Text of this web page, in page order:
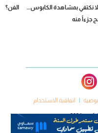
نكتفي بمشاهدة الكابوس…
جزءاً منه
الفن؟
اتفاقية الاستخدام
2024